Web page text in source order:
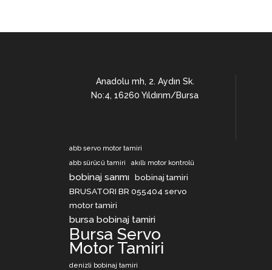
Anadolu mh, 2. Aydın Sk.
No:4, 16260 Yıldırım/Bursa
abb servo motor tamiri
abb sürücü tamiri
akıllı motor kontrolü
bobinaj sarımı bobinaj tamiri
BRUSATORI BR 055404 servo
motor tamiri
bursa bobinaj tamiri
Bursa Servo
Motor Tamiri
denizli bobinaj tamiri